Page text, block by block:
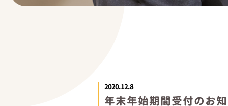
2020.12.8
年末年始期間受付のお